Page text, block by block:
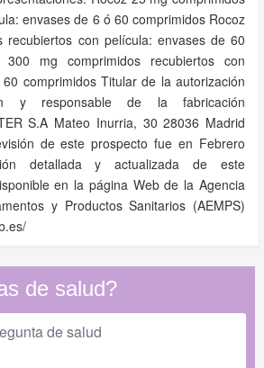
envases de 6 ó 60 comprimidos Rocoz
recubiertos con película: envases de 60
300 mg comprimidos recubiertos con
comprimidos Titular de la autorización
y responsable de la fabricación
S.A Mateo Inurria, 30 28036 Madrid
de este prospecto fue en Febrero
detallada y actualizada de este
en la página Web de la Agencia
y Productos Sanitarios (AEMPS)
de salud?